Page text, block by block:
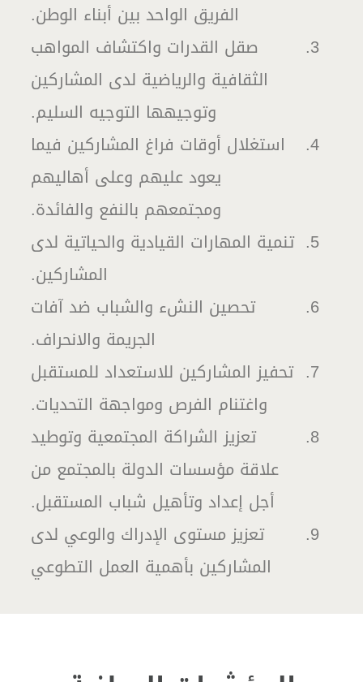
الفريق الواحد بين أبناء الوطن.
صقل القدرات واكتشاف المواهب
الثقافية والرياضية لدى المشاركين
وتوجيهها التوجيه السليم.
استغلال أوقات فراغ المشاركين فيما
يعود عليهم وعلى أهاليهم
ومجتمعهم بالنفع والفائدة.
تنمية المهارات القيادية والحياتية لدى
المشاركين.
تحصين النشء والشباب ضد آفات
الجريمة والانحراف.
تحفيز المشاركين للاستعداد للمستقبل
واغتنام الفرص ومواجهة التحديات.
تعزيز الشراكة المجتمعية وتوطيد
علاقة مؤسسات الدولة بالمجتمع من
أجل إعداد وتأهيل شباب المستقبل.
تعزيز مستوى الإدراك والوعي لدى
المشاركين بأهمية العمل التطوعي